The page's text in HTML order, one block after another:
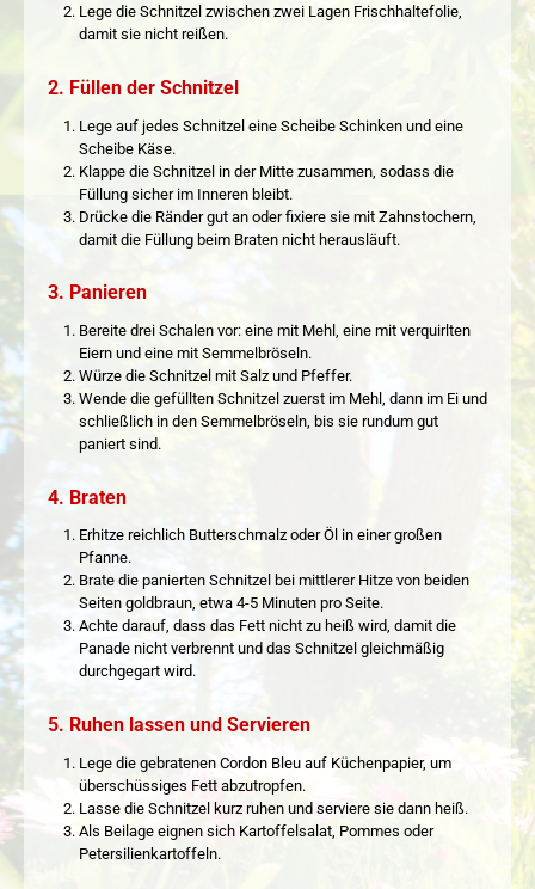
Lege die Schnitzel zwischen zwei Lagen Frischhaltefolie,
damit sie nicht reißen.
2. Füllen der Schnitzel
Lege auf jedes Schnitzel eine Scheibe Schinken und eine
Scheibe Käse.
Klappe die Schnitzel in der Mitte zusammen, sodass die
Füllung sicher im Inneren bleibt.
Drücke die Ränder gut an oder fixiere sie mit Zahnstochern,
damit die Füllung beim Braten nicht herausläuft.
3. Panieren
Bereite drei Schalen vor: eine mit Mehl, eine mit verquirlten
Eiern und eine mit Semmelbröseln.
Würze die Schnitzel mit Salz und Pfeffer.
Wende die gefüllten Schnitzel zuerst im Mehl, dann im Ei und
schließlich in den Semmelbröseln, bis sie rundum gut
paniert sind.
4. Braten
Erhitze reichlich Butterschmalz oder Öl in einer großen
Pfanne.
Brate die panierten Schnitzel bei mittlerer Hitze von beiden
Seiten goldbraun, etwa 4-5 Minuten pro Seite.
Achte darauf, dass das Fett nicht zu heiß wird, damit die
Panade nicht verbrennt und das Schnitzel gleichmäßig
durchgegart wird.
5. Ruhen lassen und Servieren
Lege die gebratenen Cordon Bleu auf Küchenpapier, um
überschüssiges Fett abzutropfen.
Lasse die Schnitzel kurz ruhen und serviere sie dann heiß.
Als Beilage eignen sich Kartoffelsalat, Pommes oder
Petersilienkartoffeln.